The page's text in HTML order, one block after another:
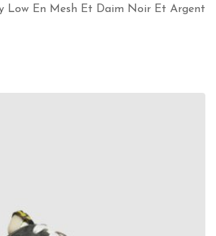
Low En Mesh Et Daim Noir Et Argent